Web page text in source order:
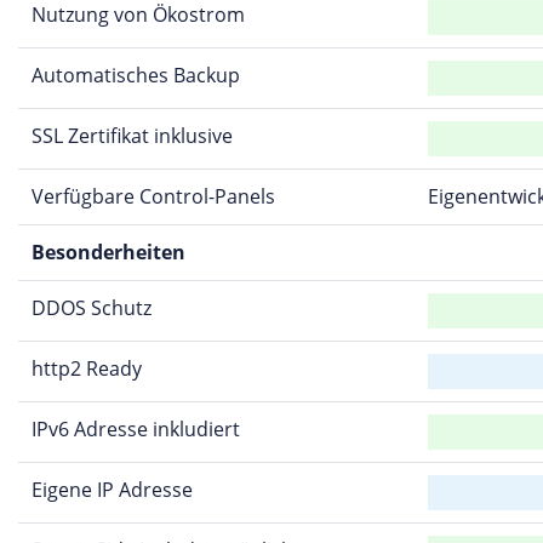
Nutzung von Ökostrom
Automatisches Backup
SSL Zertifikat inklusive
Verfügbare Control-Panels
Besonderheiten
DDOS Schutz
http2 Ready
IPv6 Adresse inkludiert
Eigene IP Adresse